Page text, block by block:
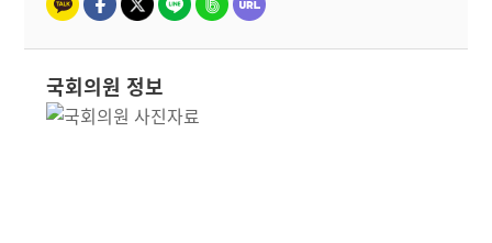
국회의원 정보